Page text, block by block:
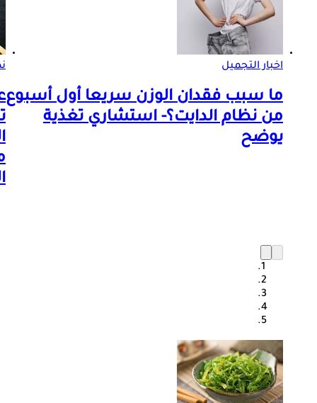
اخبار التجميل
ما سبب فقدان الوزن سريعا أول أسبوع
من نظام الدايت؟- استشاري تغذية
يوضح